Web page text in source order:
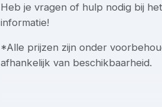
Heb je vragen of hulp nodig bij
informatie!
*Alle prijzen zijn onder
afhankelijk van beschikbaarheid.